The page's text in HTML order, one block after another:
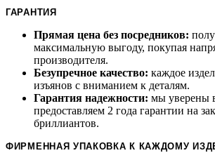
ГАРАНТИЯ
Прямая цена без посредников:
максимальную выгоду, покупая
производителя.
Безупречное качество: каждое
изъянов с вниманием к деталям.
Гарантия надежности: мы уверены
предоставляем 2 года гарантии на
бриллиантов.
ФИРМЕННАЯ УПАКОВКА К КАЖДОМУ